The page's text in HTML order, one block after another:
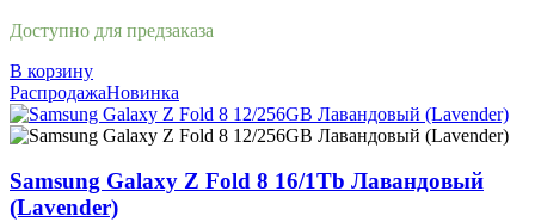
Доступно для предзаказа
В корзину
РаспродажаНовинка
Samsung Galaxy Z Fold 8 16/1Tb Лавандовый
(Lavender)